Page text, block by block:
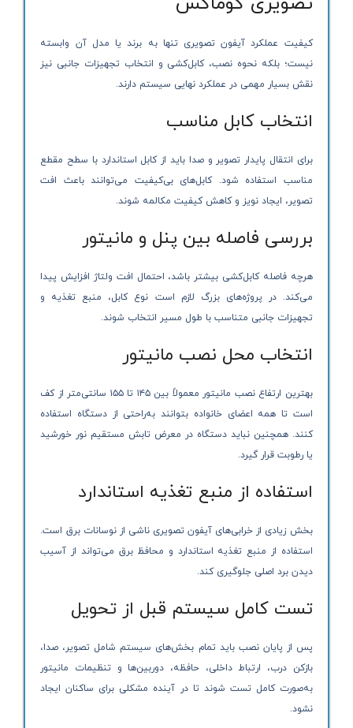
کیفیت عملکرد آیفون تصویری تنها به برند یا مدل آن وابسته
نیست؛ بلکه نحوه نصب، کابل‌کشی و انتخاب تجهیزات جانبی نیز
نقش بسیار مهمی در عملکرد نهایی سیستم دارند.
انتخاب کابل مناسب
برای انتقال پایدار تصویر و صدا باید از کابل استاندارد با سطح مقطع
مناسب استفاده شود. کابل‌های بی‌کیفیت می‌توانند باعث افت
تصویر، ایجاد نویز و کاهش کیفیت مکالمه شوند.
بررسی فاصله بین پنل و مانیتور
هرچه فاصله کابل‌کشی بیشتر باشد، احتمال افت ولتاژ افزایش پیدا
می‌کند. در پروژه‌های بزرگ لازم است نوع کابل، منبع تغذیه و
تجهیزات جانبی متناسب با طول مسیر انتخاب شوند.
انتخاب محل نصب مانیتور
بهترین ارتفاع نصب مانیتور معمولاً بین ۱۴۵ تا ۱۵۵ سانتی‌متر از کف
است تا همه اعضای خانواده بتوانند به‌راحتی از دستگاه استفاده
کنند. همچنین نباید دستگاه در معرض تابش مستقیم نور خورشید
یا رطوبت قرار گیرد.
استفاده از منبع تغذیه استاندارد
بخش زیادی از خرابی‌های آیفون تصویری ناشی از نوسانات برق است.
استفاده از منبع تغذیه استاندارد و محافظ برق می‌تواند از آسیب
دیدن برد اصلی جلوگیری کند.
تست کامل سیستم قبل از تحویل
پس از پایان نصب باید تمام بخش‌های سیستم شامل تصویر، صدا،
بازکن درب، ارتباط داخلی، حافظه، دوربین‌ها و تنظیمات مانیتور
به‌صورت کامل تست شوند تا در آینده مشکلی برای ساکنان ایجاد
نشود.